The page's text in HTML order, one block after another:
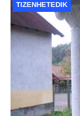
TIZENHETEDIK